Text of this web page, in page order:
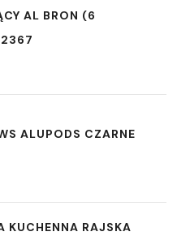
AL BRON (6
ALUPODS CZARNE
KUCHENNA RAJSKA